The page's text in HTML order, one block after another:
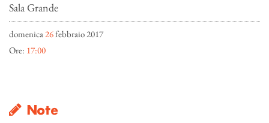
Sala Grande
domenica26febbraio 2017
Ore: 17:00
Note